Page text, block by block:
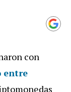
con
entre